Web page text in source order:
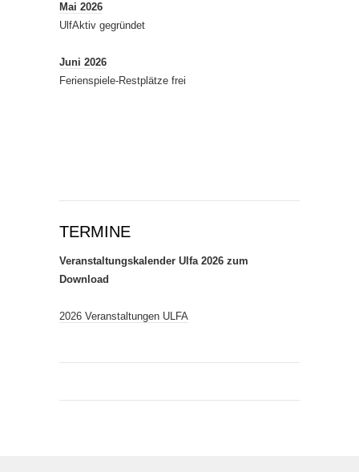
Mai 2026
UlfAktiv gegründet
Juni 2026
Ferienspiele-Restplätze frei
TERMINE
Veranstaltungskalender Ulfa 2026 zum
Download
2026 Veranstaltungen ULFA